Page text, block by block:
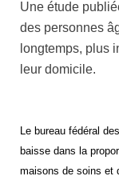
Une étude
des personnes
longtemps, plus
leur domicile.
Le bureau fédéral
baisse dans la
maisons de soins et